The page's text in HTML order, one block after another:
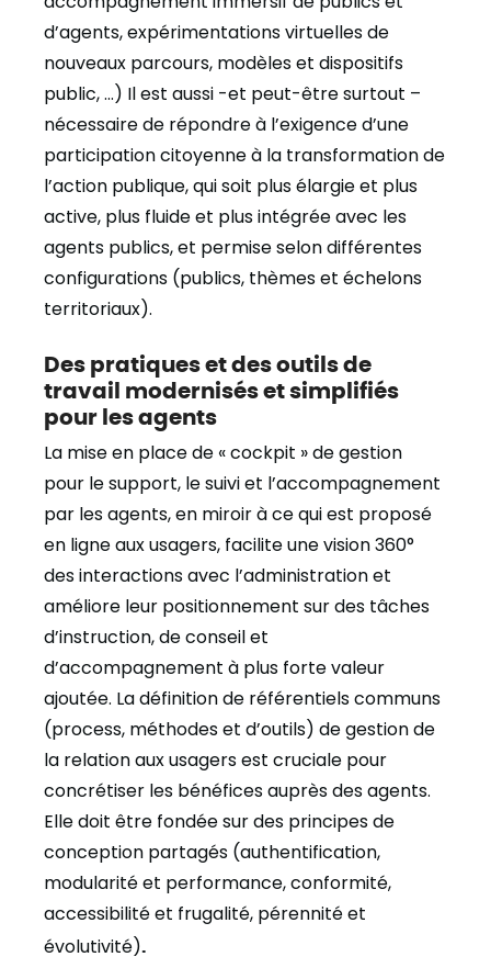
d’agents, expérimentations virtuelles de
nouveaux parcours, modèles et dispositifs
public, …) Il est aussi -et peut-être surtout –
nécessaire de répondre à l’exigence d’une
participation citoyenne à la transformation de
l’action publique, qui soit plus élargie et plus
active, plus fluide et plus intégrée avec les
agents publics, et permise selon différentes
configurations (publics, thèmes et échelons
territoriaux).
Des pratiques et des outils de
travail modernisés et simplifiés
pour les agents
La mise en place de « cockpit » de gestion
pour le support, le suivi et l’accompagnement
par les agents, en miroir à ce qui est proposé
en ligne aux usagers, facilite une vision 360°
des interactions avec l’administration et
améliore leur positionnement sur des tâches
d’instruction, de conseil et
d’accompagnement à plus forte valeur
ajoutée. La définition de référentiels communs
(process, méthodes et d’outils) de gestion de
la relation aux usagers est cruciale pour
concrétiser les bénéfices auprès des agents.
Elle doit être fondée sur des principes de
conception partagés (authentification,
modularité et performance, conformité,
accessibilité et frugalité, pérennité et
évolutivité).